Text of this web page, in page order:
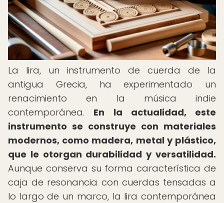
La lira, un instrumento de cuerda de la
antigua Grecia, ha experimentado un
renacimiento en la música indie
contemporánea. En la actualidad, este
instrumento se construye con materiales
modernos, como madera, metal y plástico,
que le otorgan durabilidad y versatilidad.
Aunque conserva su forma característica de
caja de resonancia con cuerdas tensadas a
lo largo de un marco, la lira contemporánea